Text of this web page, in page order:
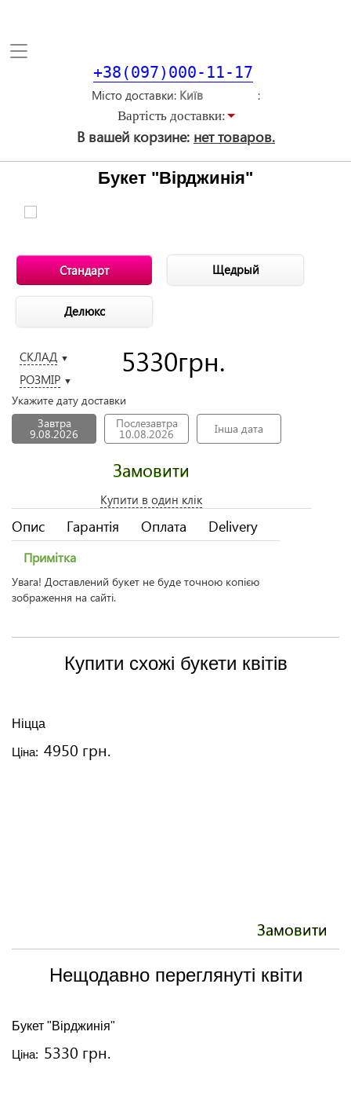
Toggle
+38(097)000-11-17
Місто доставки
Вартiсть доставки:
В вашей корзине: нет товаров.
Букет "Вірджинія"
Стандарт Щедрый
Делюкс
СКЛАД ▼
РОЗМІР ▼
5330грн.
Укажите дату доставки
Завтра
9.08.2026
Послезавтра
10.08.2026 Інша дата
Замовити
Купити в один клік
Опис Гарантія Оплата Delivery
Примітка
Увага! Доставлений букет не буде точною копією
зображення на сайті.
Купити схожі букети квітів
Ніцца
Ціна: 4950 грн.
Замовити
Нещодавно переглянуті квіти
Букет "Вірджинія"
Ціна: 5330 грн.